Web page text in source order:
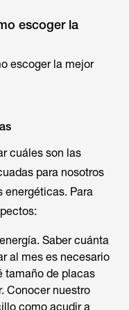
escoger la
escoger la mejor
cuáles son las
para nosotros
energéticas. Para
Saber cuánta
al mes es necesario
tamaño de placas
Conocer nuestro
como acudir a